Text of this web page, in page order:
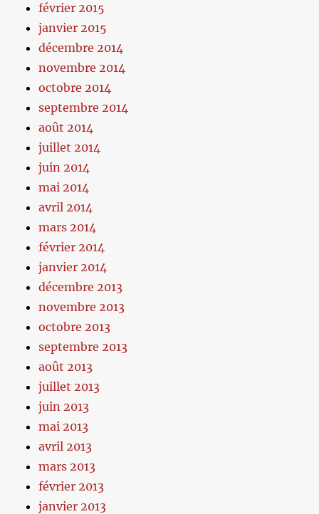
février 2015
janvier 2015
décembre 2014
novembre 2014
octobre 2014
septembre 2014
août 2014
juillet 2014
juin 2014
mai 2014
avril 2014
mars 2014
février 2014
janvier 2014
décembre 2013
novembre 2013
octobre 2013
septembre 2013
août 2013
juillet 2013
juin 2013
mai 2013
avril 2013
mars 2013
février 2013
janvier 2013